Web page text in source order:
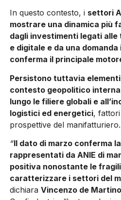
In questo contesto, i settori
mostrare una dinamica più
dagli investimenti legati
e digitale e da una
conferma il principale
Persistono tuttavia
contesto geopolitico
lungo le filiere globali e
logistici ed energetici,
prospettive del manifatturiero.
“Il dato di marzo conferma
rappresentati da ANIE di
positiva nonostante le
caratterizzare i settori del
dichiara Vincenzo de Martino